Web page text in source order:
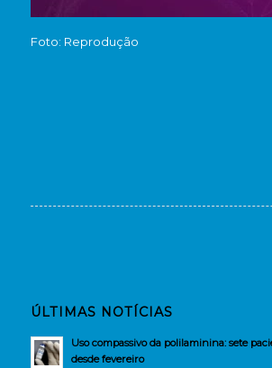
Foto: Reprodução
ÚLTIMAS NOTÍCIAS
Uso compassivo da polilaminina: sete
desde fevereiro